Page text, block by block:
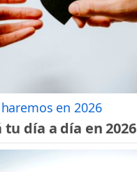
en 2026
tu día a día en 2026